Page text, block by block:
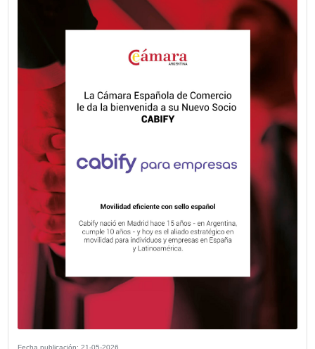
Fecha publicación: 02-06-2026
Del proyecto digital al cambio real:
procesos y adopción como motores